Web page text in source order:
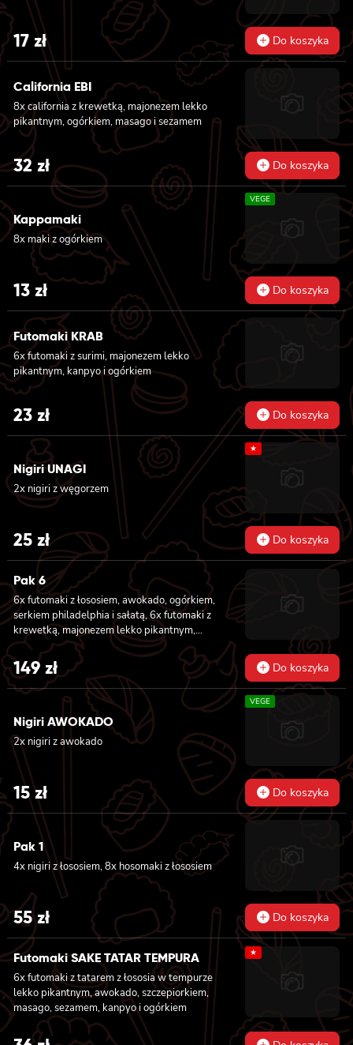
17 zł Do koszyka
California EBI
8x california z krewetką, majonezem lekko
pikantnym, ogórkiem, masago i sezamem
32 zł Do koszyka
Kappamaki
8x maki z ogórkiem
VEGE
13 zł Do koszyka
Futomaki KRAB
6x futomaki z surimi, majonezem lekko
pikantnym, kanpyo i ogórkiem
23 zł Do koszyka
Nigiri UNAGI
2x nigiri z węgorzem
★
25 zł Do koszyka
Pak 6
6x futomaki z łososiem, awokado, ogórkiem,
serkiem philadelphia i sałatą, 6x futomaki z
krewetką, majonezem lekko pikantnym,
ogórkiem i sałatą, 6x futomaki z tatarem z
łososia lekko pikantnym, ogórkiem, awokado,
kanpyo, sałatą, masago, szczepiorek, sezam,
8x hosomaki z łososiem, 8x california z
krewetką w tempurze, majonezem lekko
pikantnym, ogórkiem, sezamem i masago, 8x
california z łososiem, ogórkiem, serkiem
philadelphia, awokado i masago
149 zł Do koszyka
Nigiri AWOKADO
2x nigiri z awokado
VEGE
15zł Do koszyka
Pak 1
4x nigiri z łososiem, 8x hosomaki z łososiem
55zł Do koszyka
Futomaki SAKE TATAR TEMPURA
6x futomaki z tatarem z łososia w tempurze
lekko pikantnym, awokado, szczepiorkiem,
masago, sezamem, kanpyo i ogórkiem
★